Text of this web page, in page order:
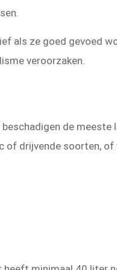
als ze goed gevoed
veroorzaken.
de meeste
of drijvende soorten,